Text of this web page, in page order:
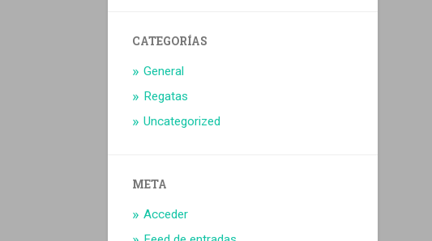
CATEGORÍAS
General
Regatas
Uncategorized
META
Acceder